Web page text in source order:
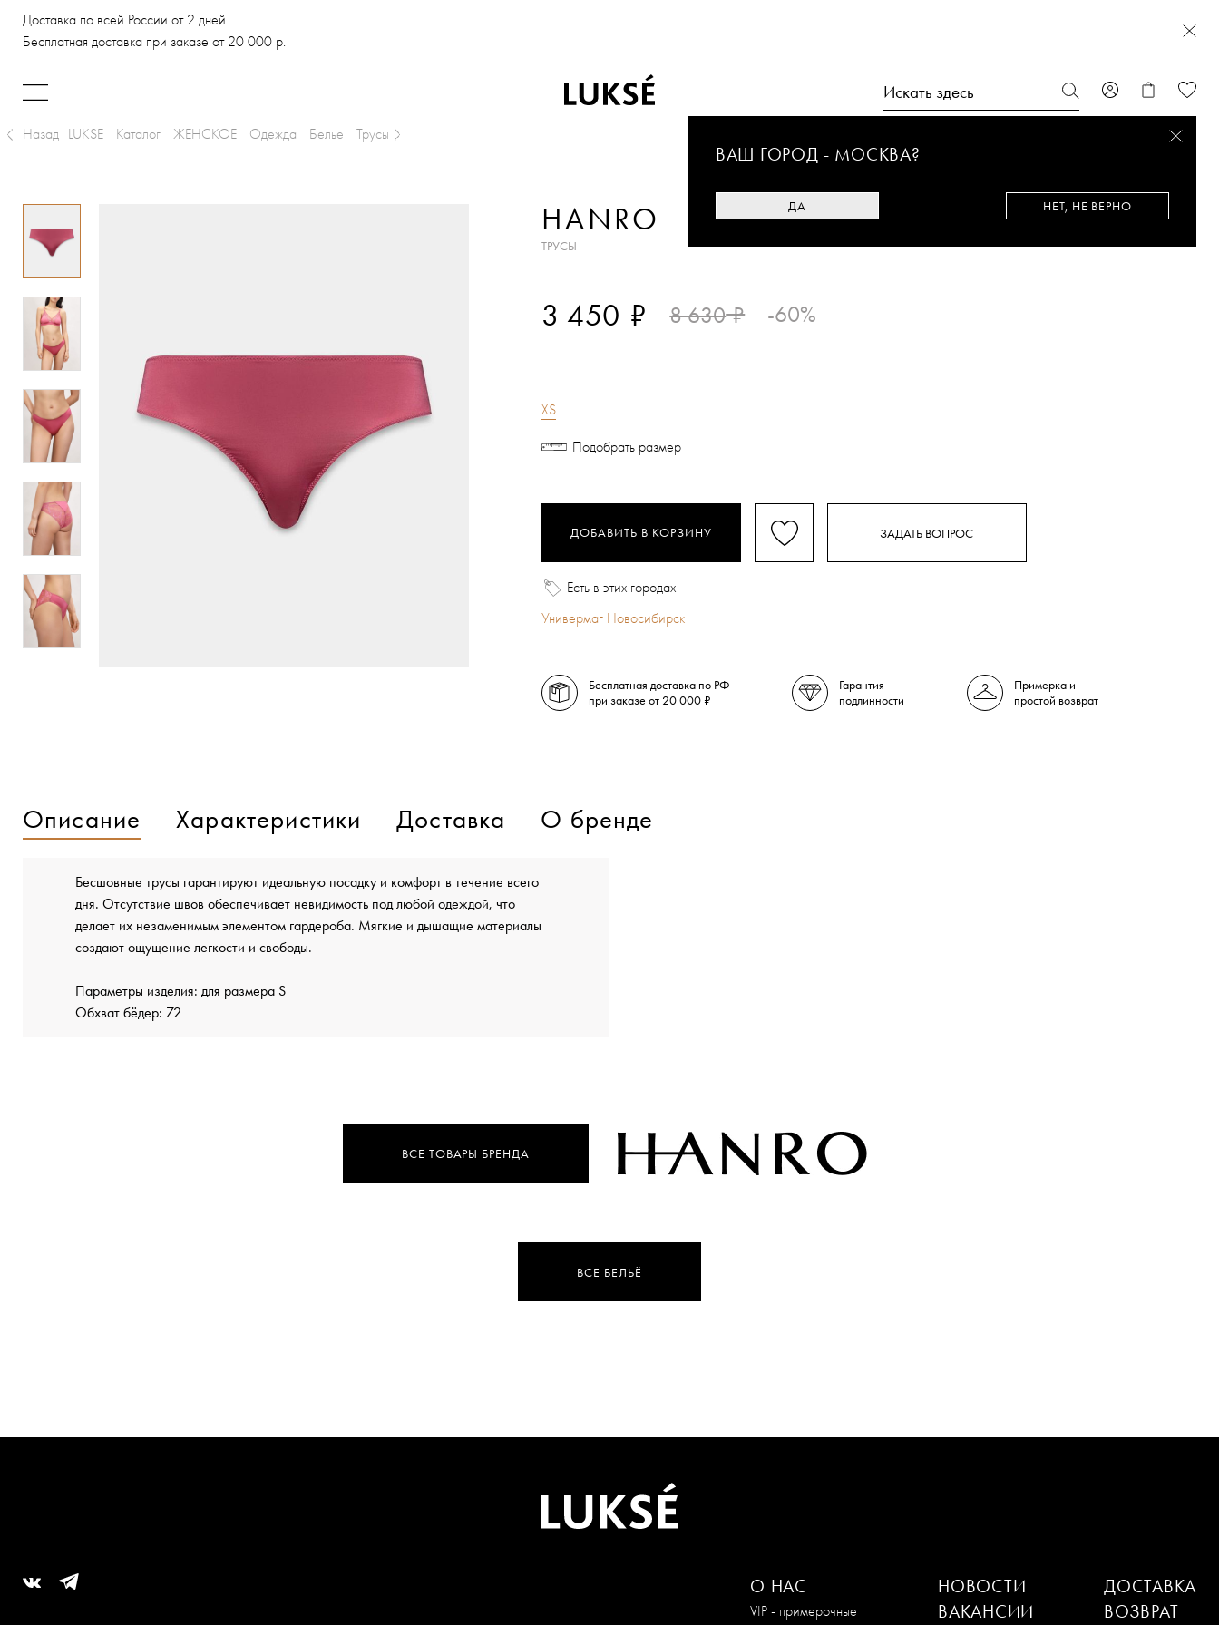
Доставка по всей России от 2 дней.
Бесплатная доставка при заказе от 20 000 р.
ВАШ ГОРОД - МОСКВА?
ДА НЕТ, НЕ ВЕРНО
Назад LUKSE Каталог ЖЕНСКОЕ Одежда Бельё Трусы
HANRO
ТРУСЫ
3 450 ₽ 8 630₽ -60%
XS
Подобрать размер
ДОБАВИТЬ В КОРЗИНУ ЗАДАТЬ ВОПРОС
Есть в этих городах
Универмаг Новосибирск
Бесплатная доставка по РФ
при заказе от 20 000 ₽
Гарантия
подлинности
Примерка и
простой возврат
Описание Характеристики Доставка О бренде
Бесшовные трусы гарантируют идеальную посадку и комфорт в течение всего
дня. Отсутствие швов обеспечивает невидимость под любой одеждой, что
делает их незаменимым элементом гардероба. Мягкие и дышащие материалы
создают ощущение легкости и свободы.
Параметры изделия: для размера S
Обхват бёдер: 72
ВСЕ ТОВАРЫ БРЕНДА
ВСЕ БЕЛЬЁ
О НАС
VIP - примерочные
НОВОСТИ
ВАКАНСИИ
ДОСТАВКА
ВОЗВРАТ